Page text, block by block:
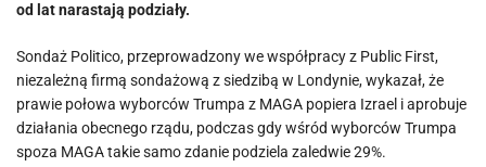
od lat narastają podziały.
Sondaż Politico, przeprowadzony we współpracy z Public First,
niezależną firmą sondażową z siedzibą w Londynie, wykazał, że
prawie połowa wyborców Trumpa z MAGA popiera Izrael i aprobuje
działania obecnego rządu, podczas gdy wśród wyborców Trumpa
spoza MAGA takie samo zdanie podziela zaledwie 29%.